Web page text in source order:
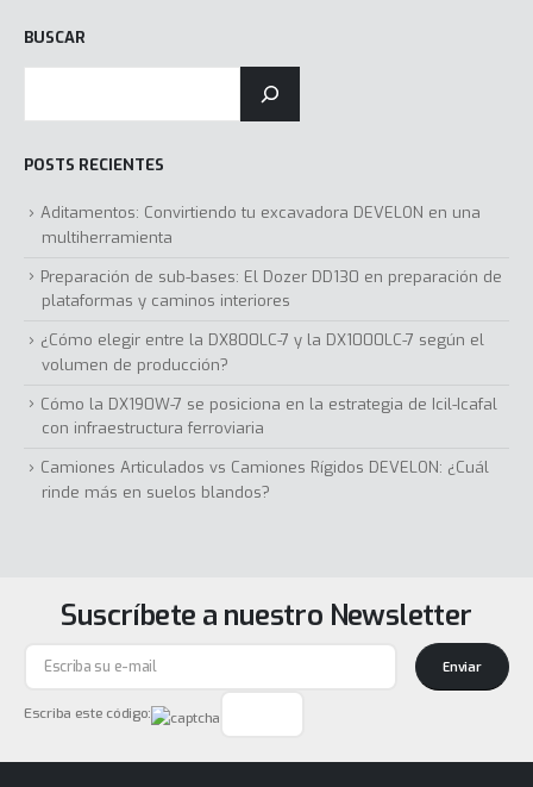
BUSCAR
POSTS RECIENTES
Aditamentos: Convirtiendo tu excavadora DEVELON en una
multiherramienta
Preparación de sub-bases: El Dozer DD130 en preparación de
plataformas y caminos interiores
¿Cómo elegir entre la DX800LC-7 y la DX1000LC-7 según el
volumen de producción?
Cómo la DX190W-7 se posiciona en la estrategia de Icil-Icafal
con infraestructura ferroviaria
Camiones Articulados vs Camiones Rígidos DEVELON: ¿Cuál
rinde más en suelos blandos?
Suscríbete a nuestro Newsletter
Escriba este código:
Enviar